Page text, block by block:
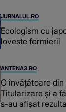
JURNALUL.RO
Ecologism cu
lovește fermierii
ANTENA3.RO
O învățătoare
Titularizare și a
s-au afișat